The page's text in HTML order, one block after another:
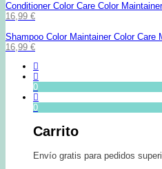
Conditioner Color Care Color
16,99 €
Shampoo Color Maintainer Color Care
16,99 €
0
0
Carrito
Envío gratis para pedidos